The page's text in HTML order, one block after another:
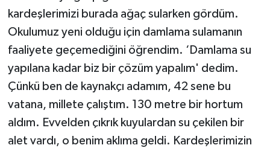
kardeşlerimizi burada ağaç sularken gördüm.
Okulumuz yeni olduğu için damlama sulamanın
faaliyete geçemediğini öğrendim. ‘Damlama su
yapılana kadar biz bir çözüm yapalım' dedim.
Çünkü ben de kaynakçı adamım, 42 sene bu
vatana, millete çalıştım. 130 metre bir hortum
aldım. Evvelden çıkrık kuyulardan su çekilen bir
alet vardı, o benim aklıma geldi. Kardeşlerimizin